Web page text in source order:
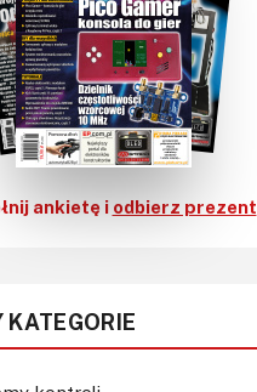
ankietę i odbierz prezent
KATEGORIE